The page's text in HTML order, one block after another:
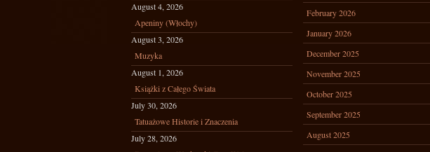
August 4, 2026
Apeniny (Włochy)
August 3, 2026
Muzyka
August 1, 2026
Książki z Całego Świata
July 30, 2026
Tatuażowe Historie i Znaczenia
July 28, 2026
February 2026
January 2026
December 2025
November 2025
October 2025
September 2025
August 2025